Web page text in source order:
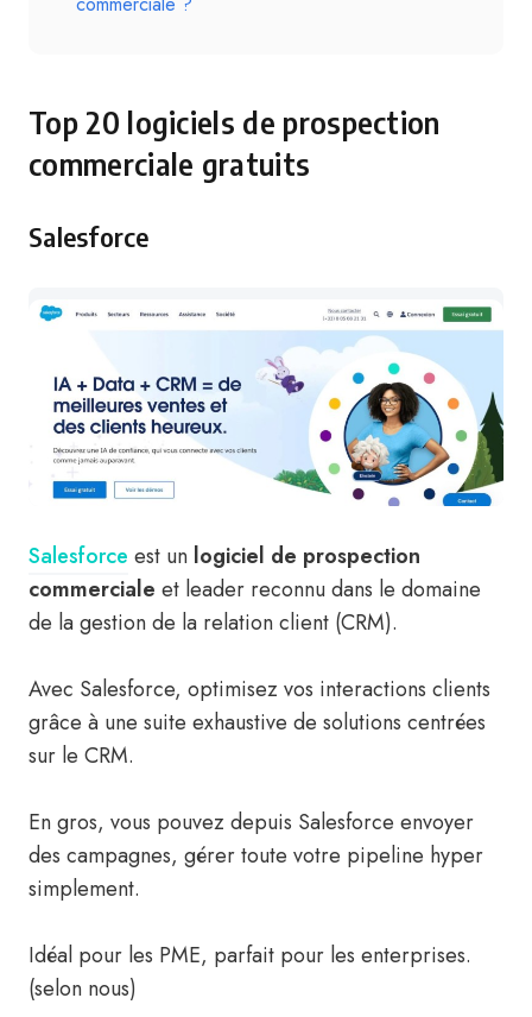
Top 20 logiciels de prospection
commerciale gratuits
Salesforce
Salesforce est un logiciel de prospection
commerciale et leader reconnu dans le domaine
de la gestion de la relation client (CRM).
Avec Salesforce, optimisez vos interactions clients
grâce à une suite exhaustive de solutions centrées
sur le CRM.
En gros, vous pouvez depuis Salesforce envoyer
des campagnes, gérer toute votre pipeline hyper
simplement.
Idéal pour les PME, parfait pour les enterprises.
(selon nous)